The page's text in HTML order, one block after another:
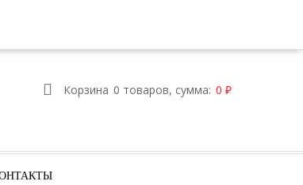
Корзина 0 товаров, сумма: 0 ₽